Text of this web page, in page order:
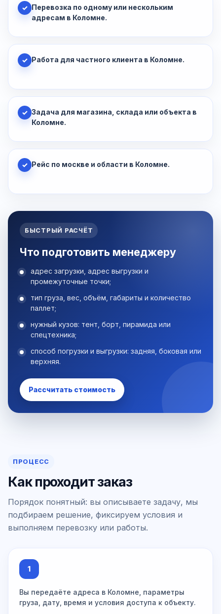
✓ Перевозка по одному или нескольким
адресам в Коломне.
✓ Работа для частного клиента в Коломне.
✓ Задача для магазина, склада или объекта в
Коломне.
✓ Рейс по москве и области в Коломне.
БЫСТРЫЙ РАСЧЁТ
Что подготовить менеджеру
адрес загрузки, адрес выгрузки и
промежуточные точки;
тип груза, вес, объём, габариты и количество
паллет;
нужный кузов: тент, борт, пирамида или
спецтехника;
способ погрузки и выгрузки: задняя, боковая или
верхняя.
Рассчитать стоимость
ПРОЦЕСС
Как проходит заказ
Порядок понятный: вы описываете задачу, мы
подбираем решение, фиксируем условия и
выполняем перевозку или работы.
1
Вы передаёте адреса в Коломне, параметры
груза, дату, время и условия доступа к объекту.